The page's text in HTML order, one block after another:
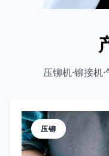
压铆机·铆接机
压铆